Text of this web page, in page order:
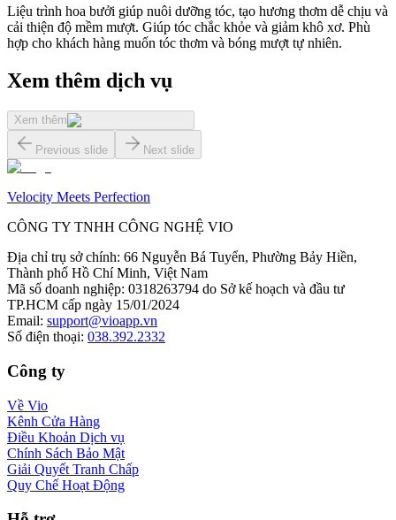
Liệu trình hoa bưởi giúp nuôi dưỡng tóc, tạo hương thơm dễ chịu và
cải thiện độ mềm mượt. Giúp tóc chắc khỏe và giảm khô xơ. Phù
hợp cho khách hàng muốn tóc thơm và bóng mượt tự nhiên.
Xem thêm dịch vụ
Xem thêm
Previous slide Next slide
Velocity Meets Perfection
CÔNG TY TNHH CÔNG NGHỆ VIO
Địa chỉ trụ sở chính: 66 Nguyễn Bá Tuyển, Phường Bảy Hiền,
Thành phố Hồ Chí Minh, Việt Nam
Mã số doanh nghiệp: 0318263794 do Sở kế hoạch và đầu tư
TP.HCM cấp ngày 15/01/2024
Email: support@vioapp.vn
Số điện thoại: 038.392.2332
Công ty
Về Vio
Kênh Cửa Hàng
Điều Khoản Dịch vụ
Chính Sách Bảo Mật
Giải Quyết Tranh Chấp
Quy Chế Hoạt Động